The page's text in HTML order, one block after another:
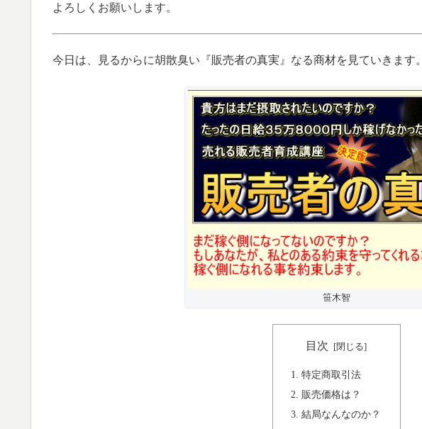
よろしくお願いします。
今日は、見るからに胡散臭い『販売者の真実』なる商材を見ていきます。
笹木智
目次
特定商取引法
販売価格は？
結局なんなのか？